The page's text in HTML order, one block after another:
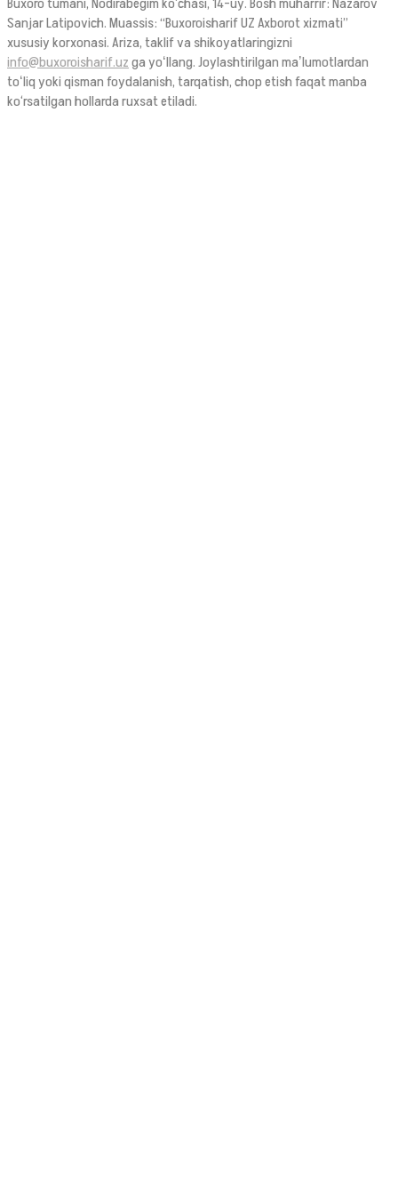
Sanjar Latipovich. Muassis: “Buxoroisharif UZ Axborot xizmati”
xususiy korxonasi. Ariza, taklif va shikoyatlaringizni
info@buxoroisharif.uzga yoʻllang. Joylashtirilgan maʼlumotlardan
toʻliq yoki qisman foydalanish, tarqatish, chop etish faqat manba
ko‘rsatilgan hollarda ruxsat etiladi.